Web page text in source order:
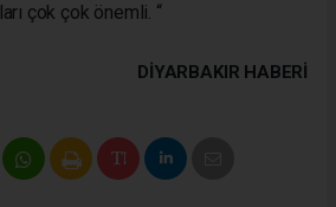
çok çok önemli. “
DIYARBAKIR HABERİ